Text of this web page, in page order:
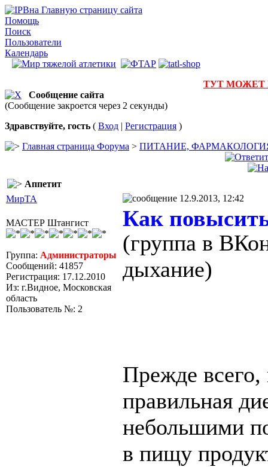
на Главную страницу сайта
Помощь
Поиск
Пользователи
Календарь
ТУТ МОЖЕТ
Сообщение сайта
(Сообщение закроется через 2 секунды)
Здравствуйте, гость ( Вход | Регистрация )
Главная страница Форума > ПИТАНИЕ,
Аппетит
МирТА
12.9.2013, 12:42
МАСТЕР Штангист
Группа: Администраторы
Сообщений: 41857
Регистрация: 17.12.2010
Из: г.Видное, Московская
область
Пользователь №: 2
Как
(группа в
дыхание)
Прежде
правильная
небольшими
в пищу